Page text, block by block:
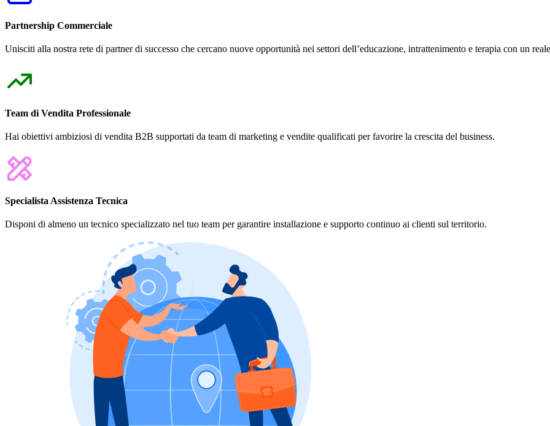
Partnership Commerciale
Unisciti alla nostra rete di partner di successo che cercano nuove opportunità nei settori dell’educazione, intrattenimento e terapia con un
Team di Vendita Professionale
Hai obiettivi ambiziosi di vendita B2B supportati da team di marketing e vendite qualificati per favorire la crescita del business.
Specialista Assistenza Tecnica
Disponi di almeno un tecnico specializzato nel tuo team per garantire installazione e supporto continuo ai clienti sul territorio.